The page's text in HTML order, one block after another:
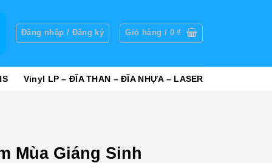
Đăng nhập / Đăng ký Giỏ hàng / 0₫
Vinyl LP – ĐĨA THAN – ĐĨA NHỰA – LASER
Mùa Giáng Sinh